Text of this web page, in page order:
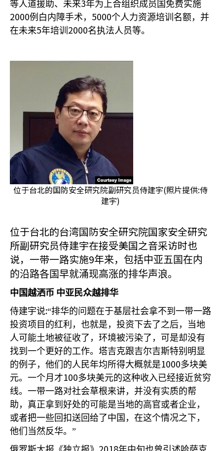
等人道援助、未来3年为上合组织成员国免费实施
2000例白内障手术， 5000个人力资源培训名额，并
在未来5年培训 2000名执法人员等。
位于台北的国防安全研究院副研究员侍建宇(照片提供:侍
建宇)
位于台北的台湾国防安全研究院国家安全研究
所副研究员侍建宇在接受美国之音采访时也
说，一带一路实施9年来，包括中亚五国在内
的沿路各国早就涌现高涨的排华声浪。
中国越洒币 中亚民众越排华
侍建宇说:“排华的问题在于基层社会拿不到一带一路
投资项目的红利，也就是，投资下去了之后，当地
人可能土地被征收了，环境被污染了，可是却没有
找到一个更好的工作。塔吉克跟吉尔吉斯特别明显
的例子，他们的人民年均所得大概就是1000多块美
元。一个月才100多块美元的这种收入已经接近贫穷
线。一带一路对社会草根来讲，并没有实质的帮
助，真正拿到好处的可能是当地的高官或者企业，
或者把一些回扣送回给了中国，在这个情况之下，
他们当然反华。”